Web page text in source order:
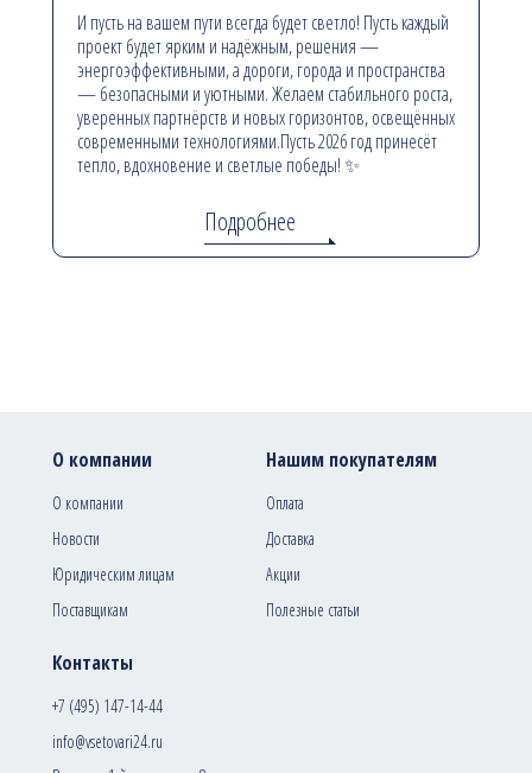
И пусть на вашем пути всегда будет светло! Пусть каждый
проект будет ярким и надёжным, решения —
энергоэффективными, а дороги, города и пространства
— безопасными и уютными. Желаем стабильного роста,
уверенных партнёрств и новых горизонтов, освещённых
современными технологиями.Пусть 2026 год принесёт
тепло, вдохновение и светлые победы! ✨
Подробнее
Контакты
+7 (495) 147-14-44
info@vsetovari24.ru
О компании
О компании
Новости
Юридическим лицам
Поставщикам
Нашим покупателям
Оплата
Доставка
Акции
Полезные статьи